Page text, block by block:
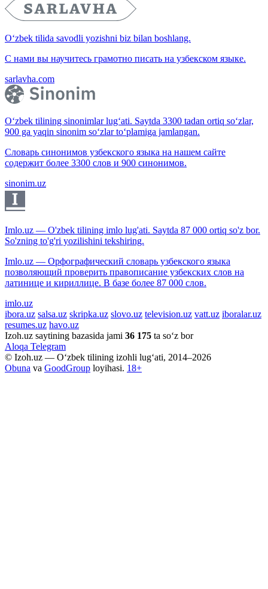
O‘zbek tilida savodli yozishni biz bilan boshlang.
С нами вы научитесь грамотно писать на узбекском языке.
sarlavha.com
O‘zbek tilining sinonimlar lug‘ati. Saytda 3300 tadan ortiq so‘zlar,
900 ga yaqin sinonim so‘zlar to‘plamiga jamlangan.
Словарь синонимов узбекского языка на нашем сайте
содержит более 3300 слов и 900 синонимов.
sinonim.uz
Imlo.uz — O'zbek tilining imlo lug'ati. Saytda 87 000 ortiq so'z bor.
So'zning to'g'ri yozilishini tekshiring.
Imlo.uz — Орфографический словарь узбекского языка
позволяющий проверить правописание узбекских слов на
латинице и кириллице. В базе более 87 000 слов.
imlo.uz
ibora.uz salsa.uz skripka.uz slovo.uz television.uz vatt.uz iboralar.uz
resumes.uz havo.uz
Izoh.uz saytining bazasida jami 36 175 ta so‘z bor
Aloqa Telegram
© Izoh.uz — O‘zbek tilining izohli lug‘ati, 2014–2026
Obuna va GoodGroup loyihasi. 18+